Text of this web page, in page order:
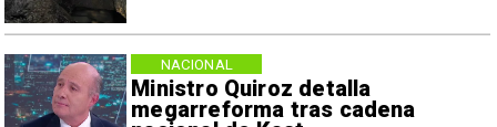
Ministro Quiroz detalla
megarreforma tras cadena
NACIONAL